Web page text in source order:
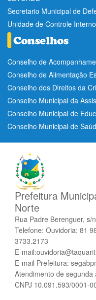
Secretario Municipal de
Unidade de Controle
Conselho de
Conselho de Alimentação
Conselho dos Direitos da
Conselho Municipal da
Conselho Municipal de
Conselho Municipal de
Prefeitura
Norte
Rua Padre Berenguer, s/
Telefone: Ouvidoria: 81
3733.2173
E-
E-mail Prefeitura:
Atendimento de
CNPJ 10.091.593/0001-